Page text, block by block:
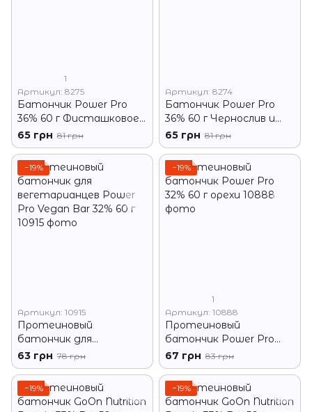
1
Артикул: 8275
Батончик Power Pro
36% 60 г Фисташковое
пралине
65 грн 81 грн
Артикул: 8274
Батончик Power Pro
36% 60 г Чернослив и
грецкий орех
65 грн 81 грн
−19%
Артикул: 10915
Протеиновый
батончик для
вегетарианцев Power
Pro Vegan Bar 32% 60 г
63 грн 78 грн
−19%
1
Артикул: 10888
Протеиновый
батончик Power Pro
32% 60 г орехи
67 грн 83 грн
−19% −19%